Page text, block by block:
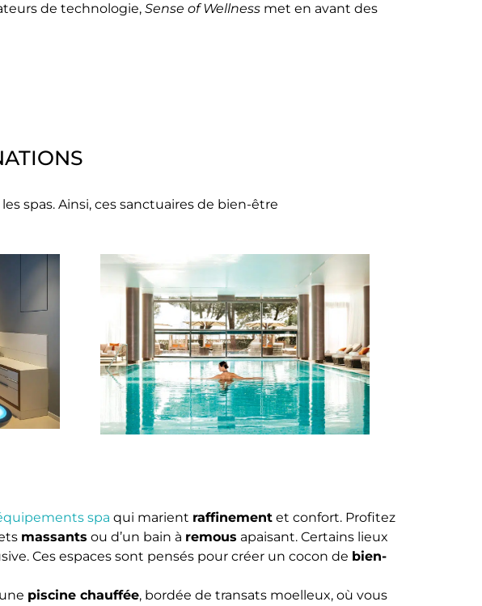
de technologie, Sense of Wellness met en avant des
spas. Ainsi, ces sanctuaires de bien-être
spa qui marient raffinement et confort. Profitez
massants ou d’un bain à remous apaisant. Certains lieux
Ces espaces sont pensés pour créer un cocon de bien-
piscine chauffée, bordée de transats moelleux, où vous